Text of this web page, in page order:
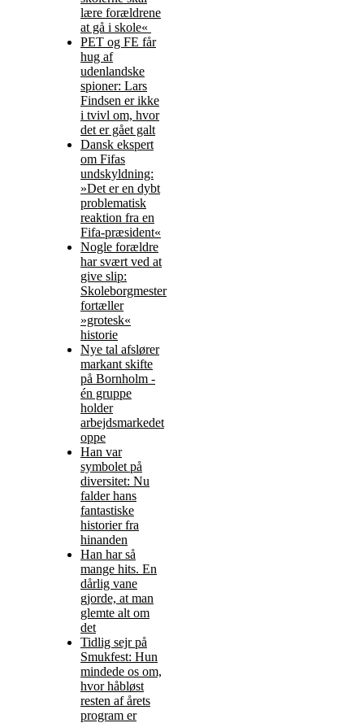
lære forældrene
at gå i skole«
PET og FE får
hug af
udenlandske
spioner: Lars
Findsen er ikke
i tvivl om, hvor
det er gået galt
Dansk ekspert
om Fifas
undskyldning:
»Det er en dybt
problematisk
reaktion fra en
Fifa-præsident«
Nogle forældre
har svært ved at
give slip:
Skoleborgmester
fortæller
»grotesk«
historie
Nye tal afslører
markant skifte
på Bornholm -
én gruppe
holder
arbejdsmarkedet
oppe
Han var
symbolet på
diversitet: Nu
falder hans
fantastiske
historier fra
hinanden
Han har så
mange hits. En
dårlig vane
gjorde, at man
glemte alt om
det
Tidlig sejr på
Smukfest: Hun
mindede os om,
hvor håbløst
resten af årets
program er